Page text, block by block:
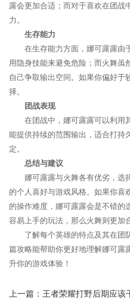
露会更加合适；而对于喜欢在团战
力。
生存能力
在生存能力方面，娜可露露由
用隐身技能来避免危险；而火舞虽
自己争取输出空间。如果你偏好于
择。
团战表现
在团战中，娜可露露可以利用
能提供持续的范围输出，适合打持
定。
总结与建议
娜可露露与火舞各有优劣，选
的个人喜好与游戏风格。如果你喜
的操作难度，娜可露露会是不错的
容易上手的玩法，那么火舞则更加
了解每个英雄的特点及其在团
篇攻略能帮助你更好地理解娜可露
升你的游戏体验！
上一篇： 王者荣耀打野后期应该